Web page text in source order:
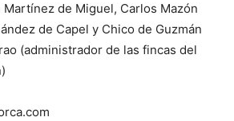
Martínez de Miguel, Carlos Mazón
de Capel y Chico de Guzmán
(administrador de las fincas del